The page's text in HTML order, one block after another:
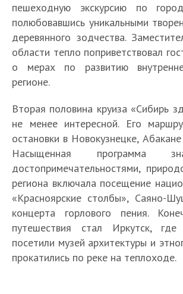
пешеходную экскурсию по
полюбовавшись уникальными
деревянного зодчества.
области тепло поприветствовал
о мерах по развитию
регионе.
Вторая половина круиза «Сибирь
не менее интересной. Его
остановки в Новокузнецке,
Насыщенная программа
достопримечательностями,
региона включала посещение
«Красноярские столбы», Саяно-
концерта горлового пения.
путешествия стал Иркутск,
посетили музей архитектуры и
прокатились по реке на теплоходе.